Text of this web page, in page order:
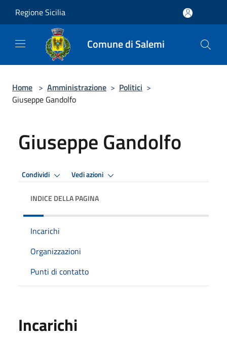
Regione Sicilia
Comune di Salemi
Home > Amministrazione > Politici >
Giuseppe Gandolfo
Giuseppe Gandolfo
Condividi Vedi azioni
INDICE DELLA PAGINA
Incarichi
Organizzazioni
Punti di contatto
Incarichi